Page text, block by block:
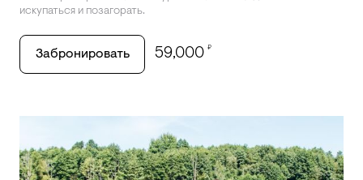
искупаться и позагорать.
Забронировать 59,000 ₽